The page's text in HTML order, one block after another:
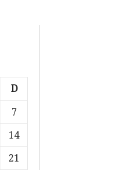
D
7
14
21